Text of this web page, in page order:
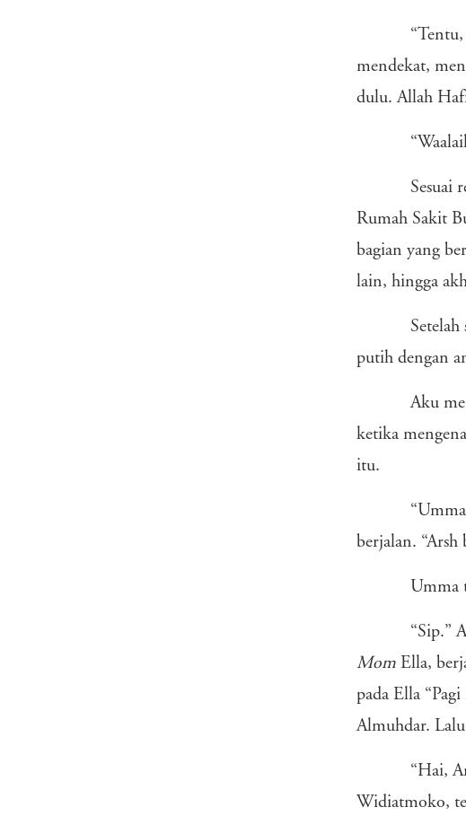
“Tentu,
mendekat,
dulu. Allah
Sesuai
Rumah Sakit
bagian yang
lain, hingga
putih dengan
Aku
ketika
itu.
berjalan. “Arsh
Umma
“Sip.”
Mom Ella,
pada Ella
Almuhdar.
“Hai,
Widiatmoko,